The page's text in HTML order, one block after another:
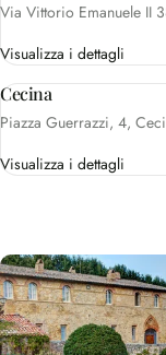
Via Vittorio Emanuele II
Visualizza i dettagli
Cecina
Piazza Guerrazzi, 4,
Visualizza i dettagli
Visualizza i dettagli
Montalcino
Via Mazzini, 7,